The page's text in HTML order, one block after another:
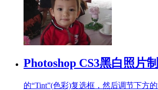
Photoshop CS3黑白照片
的“Tint”(色彩)复选框，然后调节下方